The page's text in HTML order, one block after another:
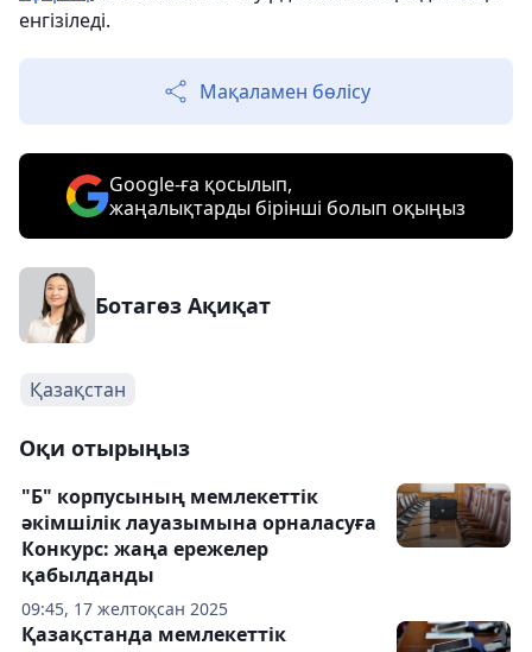
енгізіледі.
Мақаламен бөлісу
Google-ға қосылып,
жаңалықтарды бірінші болып оқыңыз
Ботагөз Ақиқат
Қазақстан
Оқи отырыңыз
09:45, 17 желтоқсан 2025
"Б" корпусының мемлекеттік
әкімшілік лауазымына орналасуға
Конкурс: жаңа ережелер
қабылданды
Қазақстанда мемлекеттік